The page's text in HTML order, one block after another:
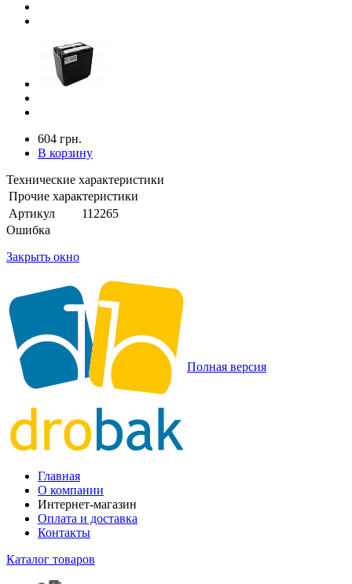
604 грн.
В корзину
Технические характеристики
Прочие характеристики
Артикул
112265
Ошибка
Закрыть окно
Полная версия
Главная
О компании
Интернет-магазин
Оплата и доставка
Контакты
Каталог товаров